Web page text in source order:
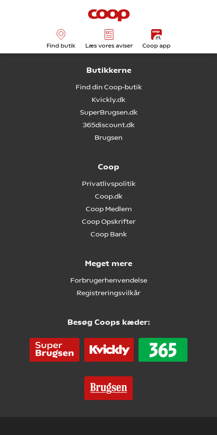
Find butik Læs vores aviser Coop app
Butikkerne
Find din Coop-butik
Kvickly.dk
SuperBrugsen.dk
365discount.dk
Brugsen
Coop
Privatlivspolitik
Coop.dk
Coop Medlem
Coop Opskrifter
Coop Bank
Meget mere
Forbrugerhenvendelse
Registreringsvilkår
Besøg Coops kæder: